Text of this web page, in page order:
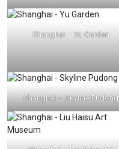
Shanghai – Yu Garden
Shanghai – Skyline Pudong